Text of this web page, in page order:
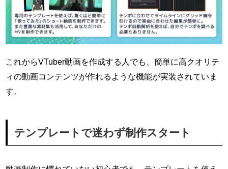
これからVTuber動画を作成する人でも、簡単に高クオリテ
ィの動画コンテンツが作れるような機能が実装されていま
す。
テンプレートで迷わず制作スタート